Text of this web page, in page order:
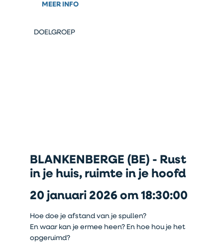
MEER INFO
DOELGROEP
BLANKENBERGE (BE) - Rust
in je huis, ruimte in je hoofd
20 januari 2026 om 18:30:00
Hoe doe je afstand van je spullen?
En waar kan je ermee heen? En hoe hou je het
opgeruimd?